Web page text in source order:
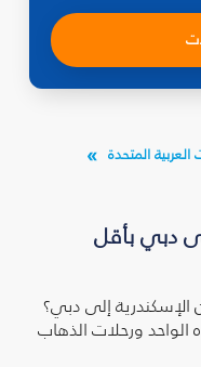
العربية المتحدة
دبي بأقل
إلى دبي؟
الواحد ورحلات الذهاب